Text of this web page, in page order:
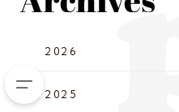
2026
2025